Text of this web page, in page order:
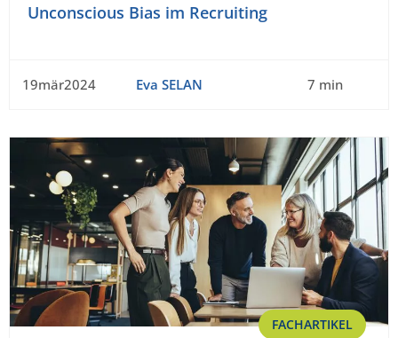
Unconscious Bias im Recruiting
19mär2024 Eva SELAN 7 min
FACHARTIKEL